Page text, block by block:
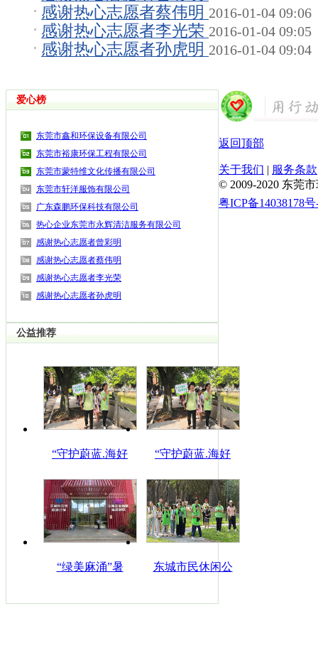
感谢热心志愿者蔡伟明 2016-01-04 09:06
感谢热心志愿者李光荣 2016-01-04 09:05
感谢热心志愿者孙虎明 2016-01-04 09:04
爱心榜
东莞市鑫和环保设备有限公司
东莞市裕康环保工程有限公司
东莞市蒙特维文化传播有限公司
东莞市轩洋服饰有限公司
广东森鹏环保科技有限公司
热心企业东莞市永辉清洁服务有限公司
感谢热心志愿者曾彩明
感谢热心志愿者蔡伟明
感谢热心志愿者李光荣
感谢热心志愿者孙虎明
公益推荐
“守护蔚蓝.海好 “守护蔚蓝.海好
“绿美麻涌”暑 东城市民休闲公
返回顶部
关于我们 | 服务条款
© 2009-2020 东莞
粤ICP备14038178号